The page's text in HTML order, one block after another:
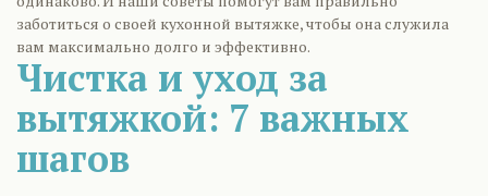
заботиться о своей кухонной вытяжке, чтобы она служила
вам максимально долго и эффективно.
Чистка и уход за
вытяжкой: 7 важных
шагов